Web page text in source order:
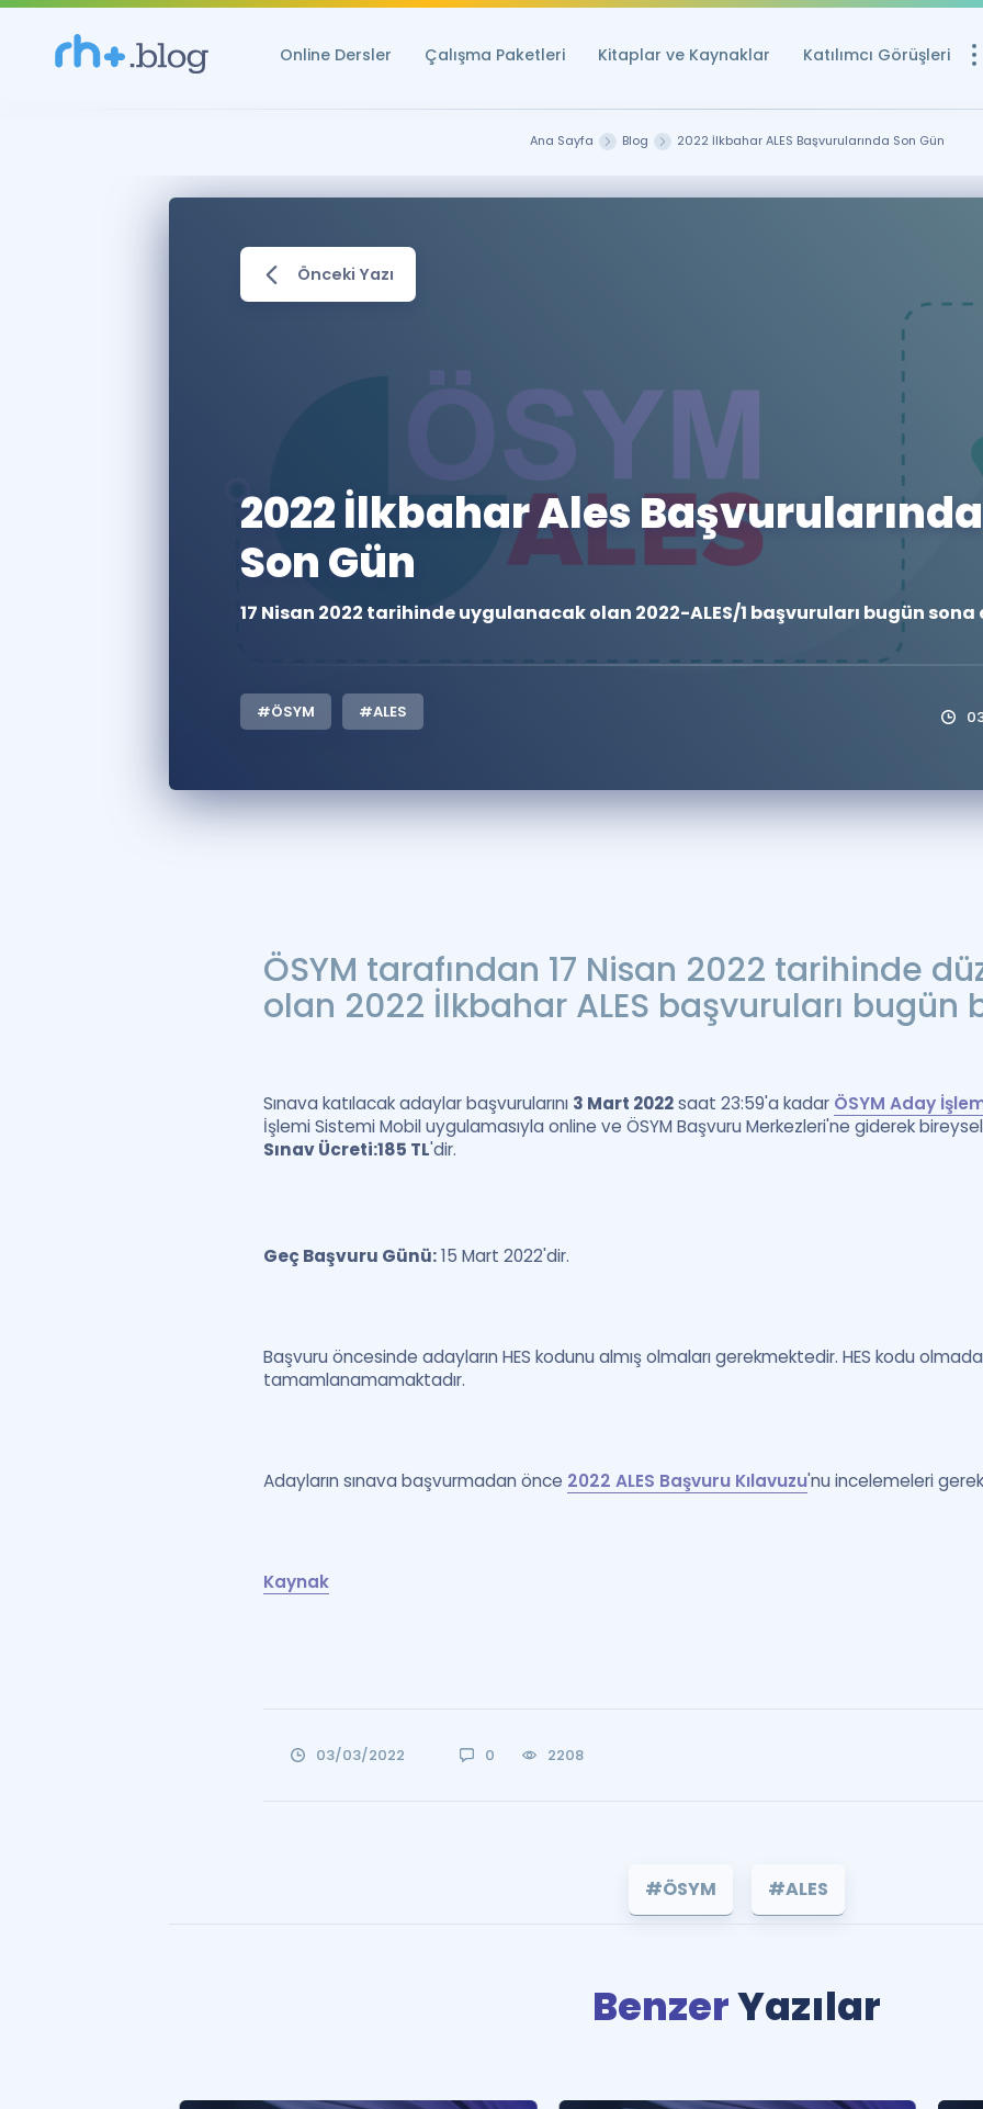
Online Dersler Çalışma Paketleri Kitaplar ve Kaynaklar Katılımcı Görüşleri
Ücretsiz
Puan
YDS ve YÖKDİL
Rehberlik Aracı
YDS ve
ÖSYM Sınav
Tüm ÖSYM
Kampanyalar
Eğitim ve
YDS - YÖKDİL
İngilizce Gramer
Ana Sayfa Blog 2022 İlkbahar ALES Başvurularında Son Gün
Önceki Yazı
2022 İlkbahar Ales Başvurularında
Son Gün
17 Nisan 2022 tarihinde uygulanacak olan 2022-ALES/1 başvuruları bugün sona
#ÖSYM #ALES
ÖSYM tarafından 17 Nisan 2022 tarihinde
olan 2022 İlkbahar ALES başvuruları bugün
Sınava katılacak adaylar başvurularını 3 Mart 2022saat 23:59'a kadar ÖSYM Aday
İşlemi Sistemi Mobil uygulamasıyla online ve ÖSYM Başvuru Merkezleri'ne giderek
Sınav Ücreti:185 TL'dir.
Geç Başvuru Günü:15 Mart 2022'dir.
Başvuru öncesinde adayların HES kodunu almış olmaları gerekmektedir. HES kodu
tamamlanamamaktadır.
Adayların sınava başvurmadan önce 2022 ALES Başvuru Kılavuzu'nu incelemeleri
Kaynak
03/03/2022 0 2208
#ÖSYM #ALES
BenzerYazılar